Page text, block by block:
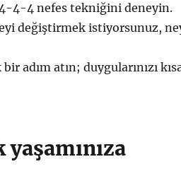
4-4 nefes tekniğini deneyin.
değiştirmek istiyorsunuz,
adım atın; duygularınızı